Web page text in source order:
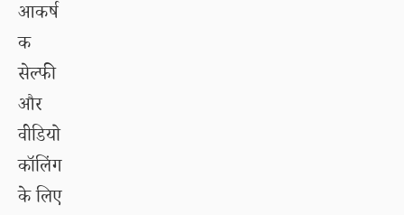
आकर्ष
क
सेल्फी
और
वीडियो
कॉलिंग
के लिए